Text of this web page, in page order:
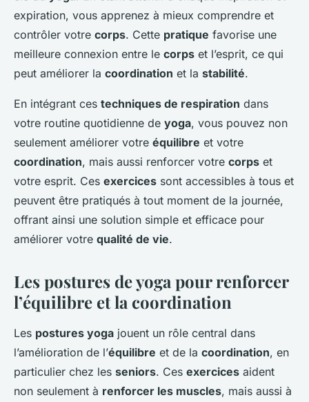
expiration, vous apprenez à mieux comprendre et
contrôler votre corps. Cette pratique favorise une
meilleure connexion entre le corps et l’esprit, ce qui
peut améliorer la coordination et la stabilité.
En intégrant ces techniques de respiration dans
votre routine quotidienne de yoga, vous pouvez non
seulement améliorer votre équilibre et votre
coordination, mais aussi renforcer votre corps et
votre esprit. Ces exercices sont accessibles à tous et
peuvent être pratiqués à tout moment de la journée,
offrant ainsi une solution simple et efficace pour
améliorer votre qualité de vie.
Les postures de yoga pour renforcer
l’équilibre et la coordination
Les postures yoga jouent un rôle central dans
l’amélioration de l’équilibre et de la coordination, en
particulier chez les seniors. Ces exercices aident
non seulement à renforcer les muscles, mais aussi à